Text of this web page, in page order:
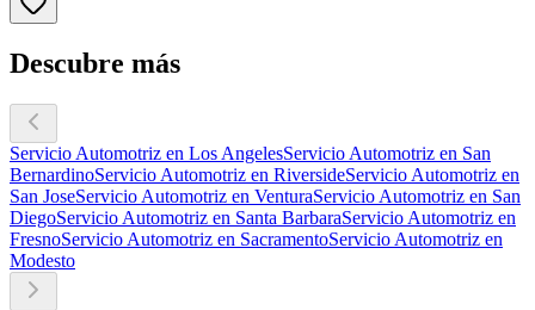
Descubre más
Servicio Automotriz en Los AngelesServicio Automotriz en San
BernardinoServicio Automotriz en RiversideServicio Automotriz en
San JoseServicio Automotriz en VenturaServicio Automotriz en San
DiegoServicio Automotriz en Santa BarbaraServicio Automotriz en
FresnoServicio Automotriz en SacramentoServicio Automotriz en
Modesto